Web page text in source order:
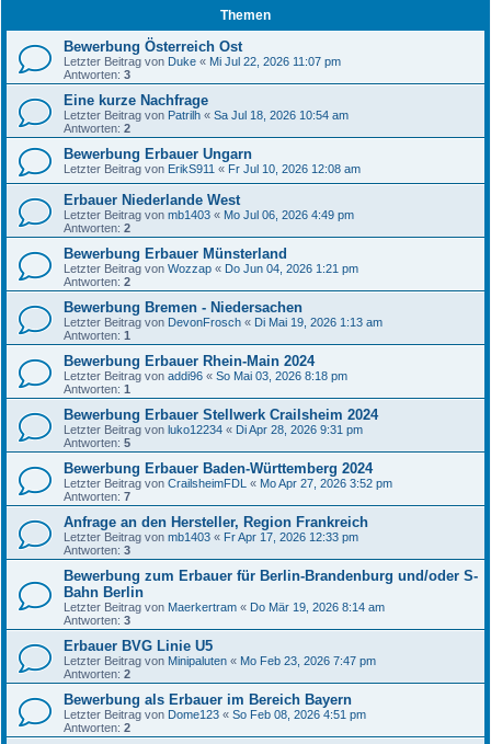
Themen
Bewerbung Österreich Ost
Letzter Beitrag von Duke « Mi Jul 22, 2026 11:07 pm
Antworten: 3
Eine kurze Nachfrage
Letzter Beitrag von Patrilh « Sa Jul 18, 2026 10:54 am
Antworten: 2
Bewerbung Erbauer Ungarn
Letzter Beitrag von ErikS911 « Fr Jul 10, 2026 12:08 am
Erbauer Niederlande West
Letzter Beitrag von mb1403 « Mo Jul 06, 2026 4:49 pm
Antworten: 2
Bewerbung Erbauer Münsterland
Letzter Beitrag von Wozzap « Do Jun 04, 2026 1:21 pm
Antworten: 2
Bewerbung Bremen - Niedersachen
Letzter Beitrag von DevonFrosch « Di Mai 19, 2026 1:13 am
Antworten: 1
Bewerbung Erbauer Rhein-Main 2024
Letzter Beitrag von addi96 « So Mai 03, 2026 8:18 pm
Antworten: 1
Bewerbung Erbauer Stellwerk Crailsheim 2024
Letzter Beitrag von luko12234 « Di Apr 28, 2026 9:31 pm
Antworten: 5
Bewerbung Erbauer Baden-Württemberg 2024
Letzter Beitrag von CrailsheimFDL « Mo Apr 27, 2026 3:52 pm
Antworten: 7
Anfrage an den Hersteller, Region Frankreich
Letzter Beitrag von mb1403 « Fr Apr 17, 2026 12:33 pm
Antworten: 3
Bewerbung zum Erbauer für Berlin-Brandenburg und/oder S-
Bahn Berlin
Letzter Beitrag von Maerkertram « Do Mär 19, 2026 8:14 am
Antworten: 3
Erbauer BVG Linie U5
Letzter Beitrag von Minipaluten « Mo Feb 23, 2026 7:47 pm
Antworten: 2
Bewerbung als Erbauer im Bereich Bayern
Letzter Beitrag von Dome123 « So Feb 08, 2026 4:51 pm
Antworten: 2